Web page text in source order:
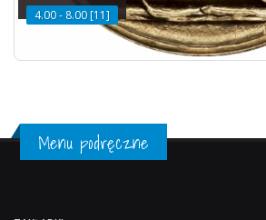
4.00 - 8.00 [11]
Menu podręczne